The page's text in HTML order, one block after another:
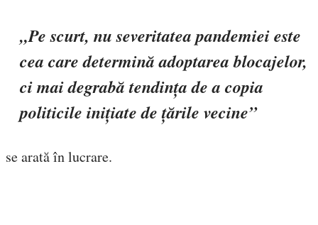
„Pe scurt, nu severitatea pandemiei este
cea care determină adoptarea blocajelor,
ci mai degrabă tendința de a copia
politicile inițiate de țările vecine”
se arată în lucrare.